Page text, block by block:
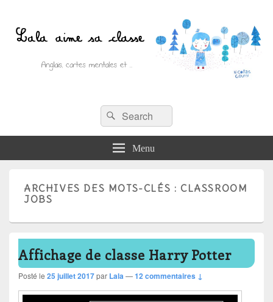
Lala aime sa classe
Anglais, cartes mentales et ….Recherche :
Rechercher
Menu
ARCHIVES DES MOTS-CLÉS : CLASSROOM
JOBS
Affichage de classe Harry Potter
Posté le 25 juillet 2017par Lala—12 commentaires ↓